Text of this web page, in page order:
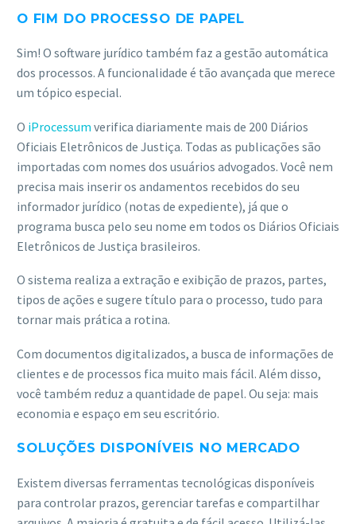
O FIM DO PROCESSO DE PAPEL
Sim! O software jurídico também faz a gestão automática
dos processos. A funcionalidade é tão avançada que merece
um tópico especial.
O iProcessum verifica diariamente mais de 200 Diários
Oficiais Eletrônicos de Justiça. Todas as publicações são
importadas com nomes dos usuários advogados. Você nem
precisa mais inserir os andamentos recebidos do seu
informador jurídico (notas de expediente), já que o
programa busca pelo seu nome em todos os Diários Oficiais
Eletrônicos de Justiça brasileiros.
O sistema realiza a extração e exibição de prazos, partes,
tipos de ações e sugere título para o processo, tudo para
tornar mais prática a rotina.
Com documentos digitalizados, a busca de informações de
clientes e de processos fica muito mais fácil. Além disso,
você também reduz a quantidade de papel. Ou seja: mais
economia e espaço em seu escritório.
SOLUÇÕES DISPONÍVEIS NO MERCADO
Existem diversas ferramentas tecnológicas disponíveis
para controlar prazos, gerenciar tarefas e compartilhar